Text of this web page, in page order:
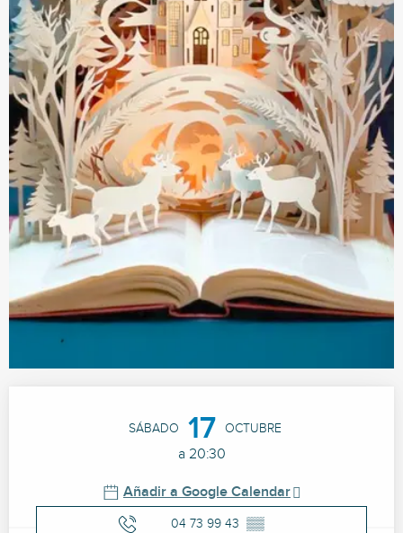
SÁBADO 17 OCTUBRE
a 20:30
Añadir a Google Calendar
04 73 99 43 ▒▒